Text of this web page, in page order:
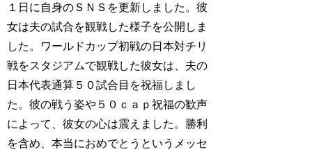
１日に自身のＳＮＳを更新しました。彼
女は夫の試合を観戦した様子を公開しま
した。ワールドカップ初戦の日本対チリ
戦をスタジアムで観戦した彼女は、夫の
日本代表通算５０試合目を祝福しまし
た。彼の戦う姿や５０ｃａｐ祝福の歓声
によって、彼女の心は震えました。勝利
を含め、本当におめでとうというメッセ